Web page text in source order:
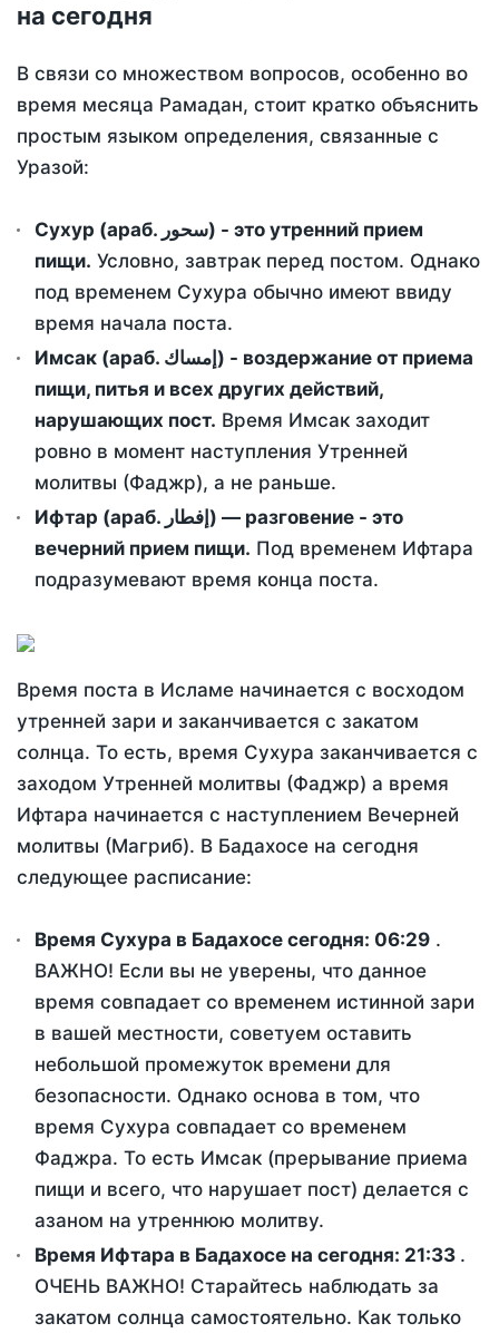
на сегодня
В связи со множеством вопросов, особенно во
время месяца Рамадан, стоит кратко объяснить
простым языком определения, связанные с
Уразой:
Сухур (араб. سحور) - это утренний прием
пищи. Условно, завтрак перед постом. Однако
под временем Сухура обычно имеют ввиду
время начала поста.
Имсак (араб. إمساك) - воздержание от приема
пищи, питья и всех других действий,
нарушающих пост. Время Имсак заходит
ровно в момент наступления Утренней
молитвы (Фаджр), а не раньше.
Ифтар (араб. إفطار) — разговение - это
вечерний прием пищи. Под временем Ифтара
подразумевают время конца поста.
Время поста в Исламе начинается с восходом
утренней зари и заканчивается с закатом
солнца. То есть, время Сухура заканчивается с
заходом Утренней молитвы (Фаджр) а время
Ифтара начинается с наступлением Вечерней
молитвы (Магриб). В Бадахосе на сегодня
следующее расписание:
Время Сухура в Бадахосе сегодня: 06:29 .
ВАЖНО! Если вы не уверены, что данное
время совпадает со временем истинной зари
в вашей местности, советуем оставить
небольшой промежуток времени для
безопасности. Однако основа в том, что
время Сухура совпадает со временем
Фаджра. То есть Имсак (прерывание приема
пищи и всего, что нарушает пост) делается с
азаном на утреннюю молитву.
Время Ифтара в Бадахосе на сегодня: 21:33 .
ОЧЕНЬ ВАЖНО! Старайтесь наблюдать за
закатом солнца самостоятельно. Как только